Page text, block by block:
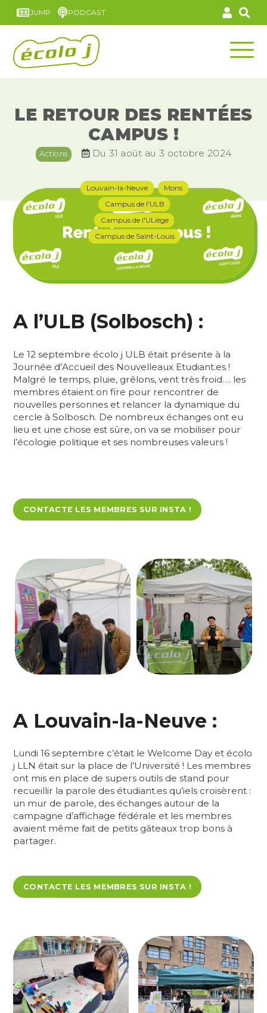
JUMP PODCAST
LE RETOUR DES RENTÉES
CAMPUS !
Actions Du 31 août au 3 octobre 2024
Louvain-la-Neuve
Mons
Campus de l'ULB
Campus de l'ULiège
Campus de Saint-Louis
A l’ULB (Solbosch) :
Le 12 septembre écolo j ULB était présente à la
Journée d’Accueil des Nouvelleaux Etudiant.es !
Malgré le temps, pluie, grêlons, vent très froid…. les
membres étaient on fire pour rencontrer de
nouvelles personnes et relancer la dynamique du
cercle à Solbosch. De nombreux échanges ont eu
lieu et une chose est sûre, on va se mobiliser pour
l’écologie politique et ses nombreuses valeurs !
CONTACTE LES MEMBRES SUR INSTA !
A Louvain-la-Neuve :
Lundi 16 septembre c’était le Welcome Day et écolo
j LLN était sur la place de l’Université ! Les membres
ont mis en place de supers outils de stand pour
recueillir la parole des étudiant.es qu’iels croisèrent :
un mur de parole, des échanges autour de la
campagne d’affichage fédérale et les membres
avaient même fait de petits gâteaux trop bons à
partager.
CONTACTE LES MEMBRES SUR INSTA !